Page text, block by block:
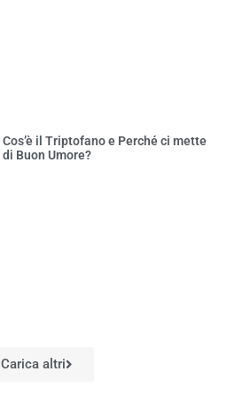
Cos’è il Triptofano e Perché ci mette
di Buon Umore?
Carica altri